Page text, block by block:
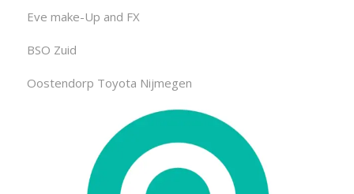
Eve make-Up and FX
BSO Zuid
Oostendorp Toyota Nijmegen